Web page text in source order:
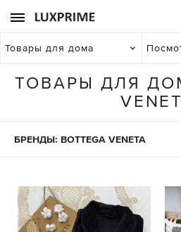
Товары для дома
ТОВАРЫ ДЛЯ
БРЕНДЫ: BOTTEGA VENETA